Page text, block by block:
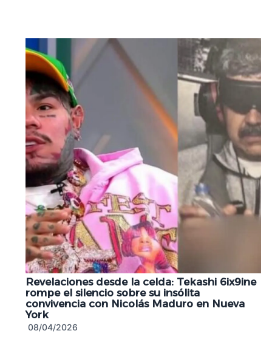
Revelaciones desde la celda: Tekashi 6ix9ine
rompe el silencio sobre su insólita
convivencia con Nicolás Maduro en Nueva
York
08/04/2026